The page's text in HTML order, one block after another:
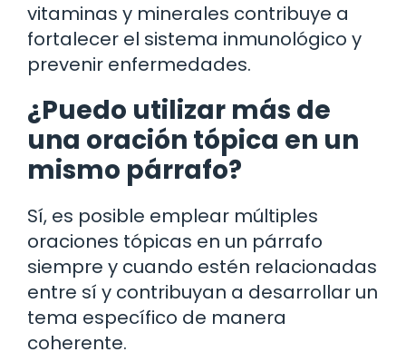
vitaminas y minerales contribuye a
fortalecer el sistema inmunológico y
prevenir enfermedades.
¿Puedo utilizar más de
una oración tópica en un
mismo párrafo?
Sí, es posible emplear múltiples
oraciones tópicas en un párrafo
siempre y cuando estén relacionadas
entre sí y contribuyan a desarrollar un
tema específico de manera
coherente.